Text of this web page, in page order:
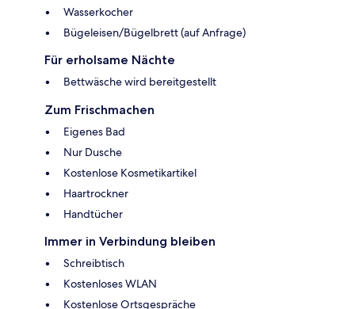
Wasserkocher
Bügeleisen/Bügelbrett (auf Anfrage)
Für erholsame Nächte
Bettwäsche wird bereitgestellt
Zum Frischmachen
Eigenes Bad
Nur Dusche
Kostenlose Kosmetikartikel
Haartrockner
Handtücher
Immer in Verbindung bleiben
Schreibtisch
Kostenloses WLAN
Kostenlose Ortsgespräche